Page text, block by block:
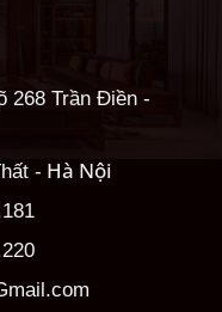
268 Trần Điền -
- Hà Nội